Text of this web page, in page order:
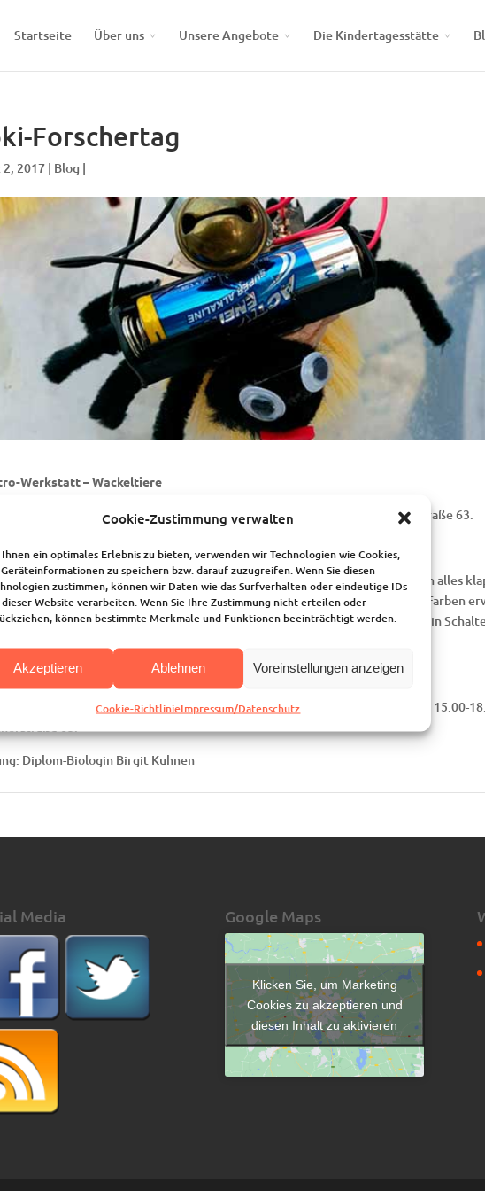
Cookie-Zustimmung verwalten
Ihnen ein optimales Erlebnis zu bieten, verwenden wir Technologien wie Cookies,
zu speichern bzw. darauf zuzugreifen. Wenn Sie diesen
zustimmen, können wir Daten wie das Surfverhalten oder eindeutige IDs
Website verarbeiten. Wenn Sie Ihre Zustimmung nicht erteilen oder
können bestimmte Merkmale und Funktionen beeinträchtigt werden.
Akzeptieren Ablehnen Voreinstellungen anzeigen
Cookie-RichtlinieImpressum/Datenschutz
Startseite Über uns Unsere Angebote Die Kindertagesstätte
Forschertag
2, 2017 | Blog |
Werkstatt – Wackeltiere
25. März 2017 von 15.00 bis 18.00 Uhr im Joki-Jugendkeller, Bahnhofstraße 63.
von 7 bis ca.10 Jahren.
wollen wir den Strom nutzen, um kleine Tiere herzustellen, die sich – wenn alles
Spinne oder Biene, mit der richtigen Schaltung und den passenden Farben
klappt, wollen wir am Anfang herausfinden, warum Strom fließen kann, wie ein
Anmeldung im Joki-Familienhaus: 64 09 48,
10,00 Euro (Kinder mit Bonn-Ausweis erhalten eine Ermäßigung). 15.00-
Diplom-Biologin Birgit Kuhnen
Media Google Maps
Klicken Sie, um Marketing
Cookies zu akzeptieren und
diesen Inhalt zu aktivieren